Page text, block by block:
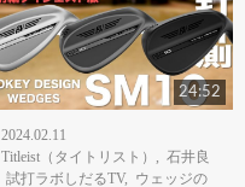
24:52
2024.02.11
Titleist（タイトリスト）
石井良
試打ラボしだるTV, ウェッジの